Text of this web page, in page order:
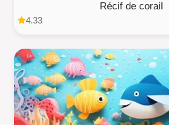
Récif de corail
4.33